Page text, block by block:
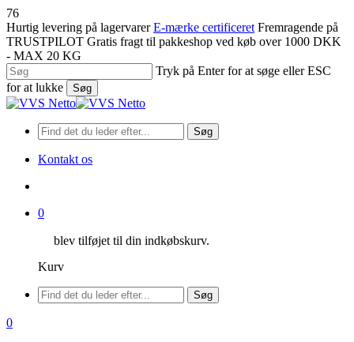
76Spring
til
hovedindhold
Hurtig levering på lagervarer E-mærke certificeret Fremragende på
TRUSTPILOT Gratis fragt til pakkeshop ved køb over 1000 DKK
- MAX 20 KG
Tryk på Enter for at søge eller ESC
for at lukke
Søg
Luk
Søg
Kontakt os
0
blev tilføjet til din indkøbskurv.
Kurv
Menu
Søg
søge
0